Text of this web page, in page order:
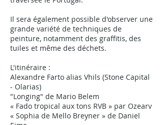
Il sera également possible d'observer une
grande variété de techniques de
peinture, notamment des graffitis, des
tuiles et même des déchets.
L'itinéraire :
Alexandre Farto alias Vhils (Stone Capital
- Olarias)
"Longing" de Mario Belem
« Fado tropical aux tons RVB » par Ozearv
« Sophia de Mello Breyner » de Daniel